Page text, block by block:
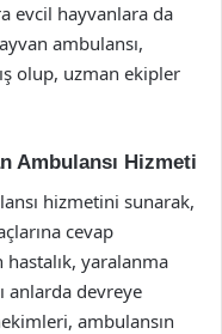
evcil hayvanlara da
ambulansı,
olup, uzman ekipler
Ambulansı Hizmeti
hizmetini sunarak,
cevap
yaralanma
anlarda devreye
ambulansın